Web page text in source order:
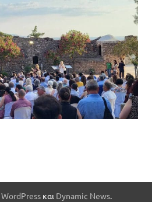
WordPressκαι Dynamic News.